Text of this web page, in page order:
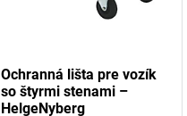
Ochranná lišta pre vozík
so štyrmi stenami –
HelgeNyberg